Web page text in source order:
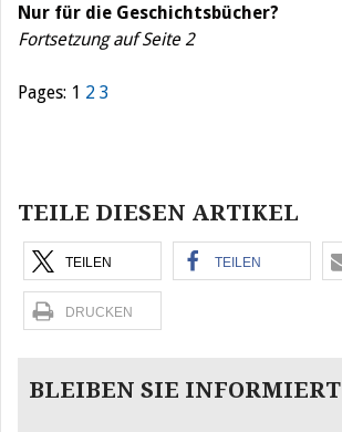
Nur für die Geschichtsbücher?
Fortsetzung auf Seite 2
Pages: 1 2 3
TEILE DIESEN ARTIKEL
TEILEN TEILEN
DRUCKEN
BLEIBEN SIE INFORMIERT